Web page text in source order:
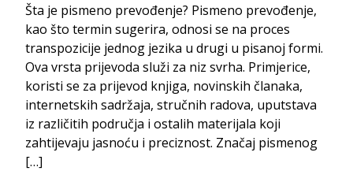
Šta je pismeno prevođenje? Pismeno prevođenje,
kao što termin sugerira, odnosi se na proces
transpozicije jednog jezika u drugi u pisanoj formi.
Ova vrsta prijevoda služi za niz svrha. Primjerice,
koristi se za prijevod knjiga, novinskih članaka,
internetskih sadržaja, stručnih radova, uputstava
iz različitih područja i ostalih materijala koji
zahtijevaju jasnoću i preciznost. Značaj pismenog
[…]